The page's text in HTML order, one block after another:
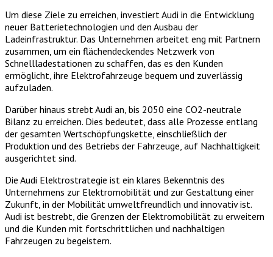
Um diese Ziele zu erreichen, investiert Audi in die Entwicklung
neuer Batterietechnologien und den Ausbau der
Ladeinfrastruktur. Das Unternehmen arbeitet eng mit Partnern
zusammen, um ein flächendeckendes Netzwerk von
Schnellladestationen zu schaffen, das es den Kunden
ermöglicht, ihre Elektrofahrzeuge bequem und zuverlässig
aufzuladen.
Darüber hinaus strebt Audi an, bis 2050 eine CO2-neutrale
Bilanz zu erreichen. Dies bedeutet, dass alle Prozesse entlang
der gesamten Wertschöpfungskette, einschließlich der
Produktion und des Betriebs der Fahrzeuge, auf Nachhaltigkeit
ausgerichtet sind.
Die Audi Elektrostrategie ist ein klares Bekenntnis des
Unternehmens zur Elektromobilität und zur Gestaltung einer
Zukunft, in der Mobilität umweltfreundlich und innovativ ist.
Audi ist bestrebt, die Grenzen der Elektromobilität zu erweitern
und die Kunden mit fortschrittlichen und nachhaltigen
Fahrzeugen zu begeistern.